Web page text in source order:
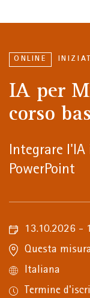
ONLINE
IA per
corso
Integrare l'IA
PowerPoint
13.10.2026 -
Questa
Italiana
Termine